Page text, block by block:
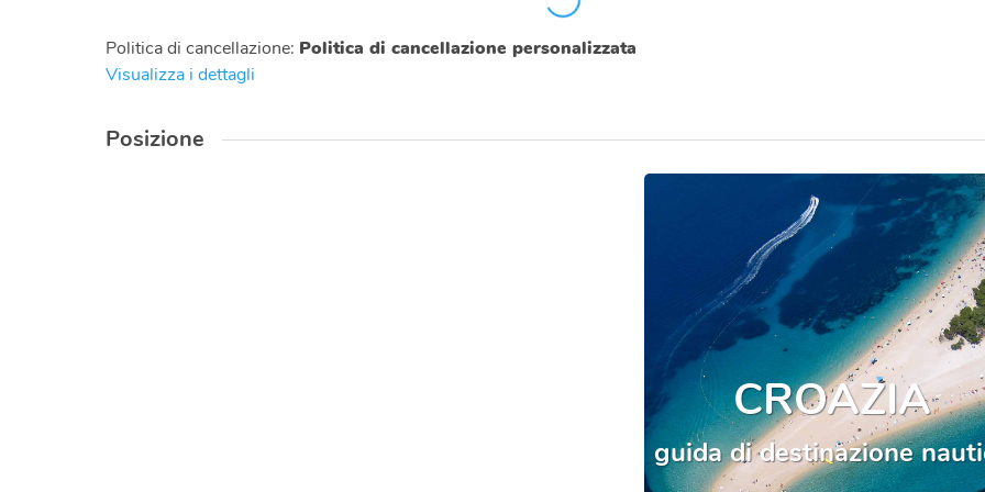
Politica di cancellazione: Politica di cancellazione personalizzata
Visualizza i dettagli
Posizione
CROAZIA
guida di destinazione